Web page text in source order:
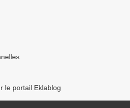
le portail Eklablog